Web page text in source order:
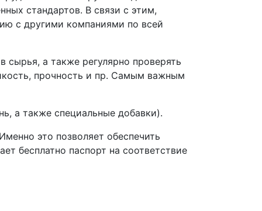
стандартов. В связи с этим,
с другими компаниями по всей
а также регулярно проверять
прочность и пр. Самым важным
а также специальные добавки).
это позволяет обеспечить
бесплатно паспорт на соответствие